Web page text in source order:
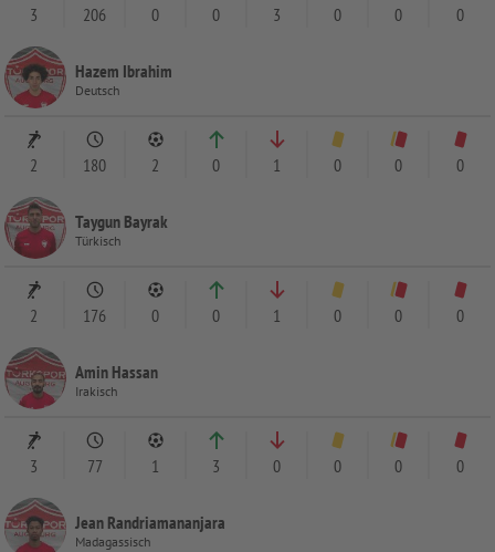
3 206 0 0 3 0 0 0
Hazem Ibrahim
Deutsch
2 180 2 0 1 0 0 0
Taygun Bayrak
Türkisch
2 176 0 0 1 0 0 0
Amin Hassan
Irakisch
3 77 1 3 0 0 0 0
Jean Randriamananjara
Madagassisch